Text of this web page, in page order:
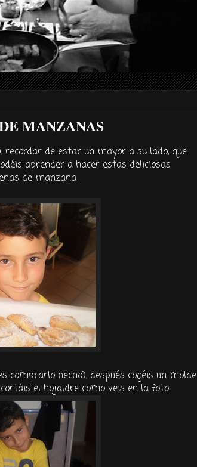
MANZANAS
recordar de estar un mayor a su lado, que
aprender a hacer estas deliciosas
de manzana
hecho), después cogéis un molde
el hojaldre como veis en la foto.